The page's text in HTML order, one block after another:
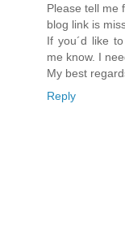
Please tell me
blog link is
If you´d like
me know. I
My best
Reply